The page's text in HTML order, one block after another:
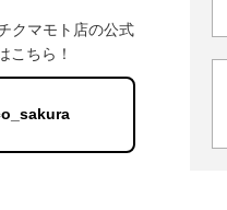
クマモト店の公式
こちら！